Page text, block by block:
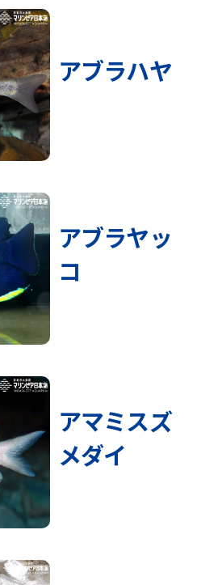
アブラハヤ
アブラヤッ
コ
アマミスズ
メダイ